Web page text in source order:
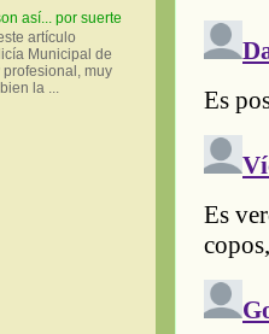
así... por suerte
artículo
Municipal de
profesional, muy
la ...